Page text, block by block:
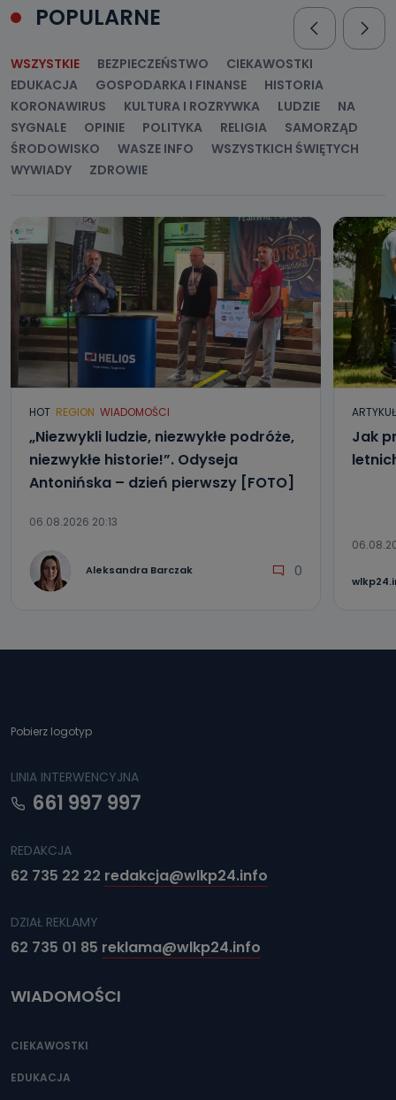
POPULARNE
WSZYSTKIE BEZPIECZEŃSTWO
CIEKAWOSTKI
EDUKACJA
GOSPODARKA I FINANSE
HISTORIA
KORONAWIRUS
KULTURA I ROZRYWKA LUDZIE
NA
SYGNALE
OPINIE POLITYKA RELIGIA
SAMORZĄD
ŚRODOWISKO
WASZE INFO
WSZYSTKICH ŚWIĘTYCH
WYWIADY
ZDROWIE
HOT REGION WIADOMOŚCI
„Niezwykli ludzie, niezwykłe podróże,
niezwykłe historie!”. Odyseja
Antonińska – dzień pierwszy [FOTO]
06.08.2026 20:13
Aleksandra Barczak 0
Jak
Pobierz logotyp
LINIA INTERWENCYJNA
661 997 997
REDAKCJA
62 735 22 22 redakcja@wlkp24.info
DZIAŁ REKLAMY
62 735 01 85 reklama@wlkp24.info
WIADOMOŚCI
CIEKAWOSTKI
EDUKACJA